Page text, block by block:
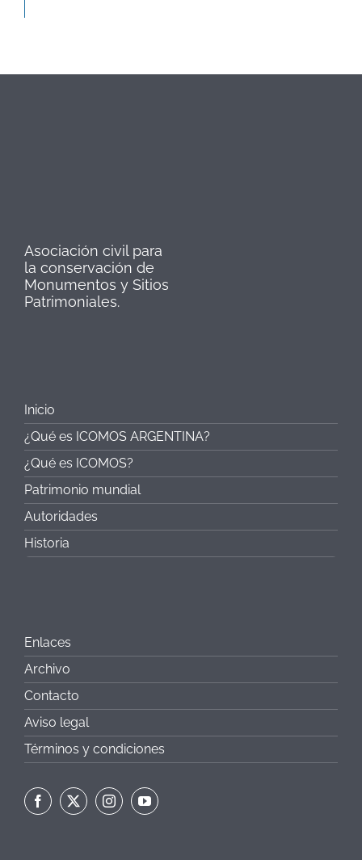
Asociación civil para
la conservación de
Monumentos y Sitios
Patrimoniales.
Inicio
¿Qué es ICOMOS ARGENTINA?
¿Qué es ICOMOS?
Patrimonio mundial
Autoridades
Historia
Enlaces
Archivo
Contacto
Aviso legal
Términos y condiciones